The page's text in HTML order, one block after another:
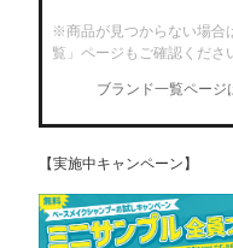
※商品が見つからない場合
覧」ページもご確認くださ
ブランド一覧ページ
【実施中キャンペーン】